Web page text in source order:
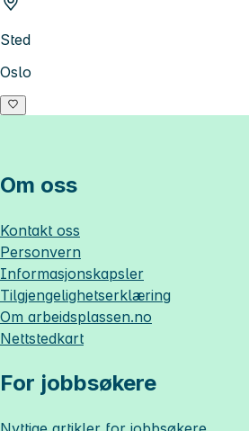
Sted
Oslo
Om oss
Kontakt oss
Personvern
Informasjonskapsler
Tilgjengelighetserklæring
Om arbeidsplassen.no
Nettstedkart
For jobbsøkere